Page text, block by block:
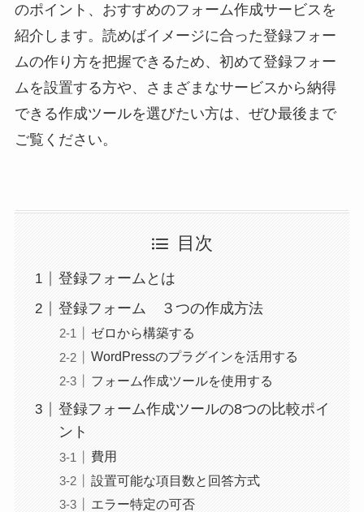
のポイント、おすすめのフォーム作成サービスを
紹介します。読めばイメージに合った登録フォー
ムの作り方を把握できるため、初めて登録フォー
ムを設置する方や、さまざまなサービスから納得
できる作成ツールを選びたい方は、ぜひ最後まで
ご覧ください。
目次
登録フォームとは
登録フォーム ３つの作成方法
ゼロから構築する
WordPressのプラグインを活用する
フォーム作成ツールを使用する
登録フォーム作成ツールの8つの比較ポイ
ント
費用
設置可能な項目数と回答方式
エラー特定の可否